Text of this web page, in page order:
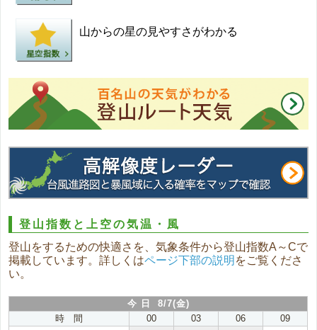
山からの星の見やすさがわかる
登山指数と上空の気温・風
登山をするための快適さを、気象条件から登山指数A～Cで
掲載しています。詳しくはページ下部の説明 をご覧くださ
い。
今 日 8/7(金)
時 間
00 03 06 09